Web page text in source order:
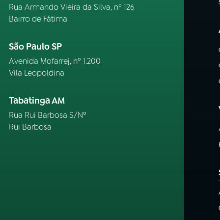
Rua Armando Vieira da Silva, nº 126
Bairro de Fátima
São Paulo SP
Avenida Mofarrej, nº 1.200
Vila Leopoldina
Tabatinga AM
Rua Rui Barbosa S/Nº
Rui Barbosa